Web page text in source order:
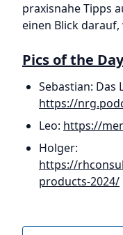
praxisnahe Tipps
einen Blick
Pics of the
Sebastian: Das
https://
Leo: https://
Holger:
https://
products-2024/